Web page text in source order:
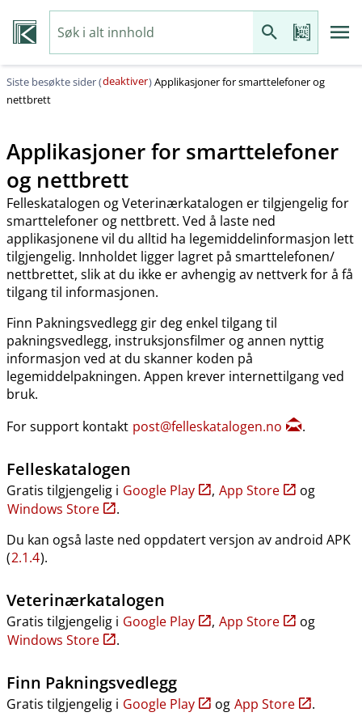
Siste besøkte sider (deaktiver)Applikasjoner for smarttelefoner og
nettbrett
Applikasjoner for smarttelefoner
og nettbrett
Felleskatalogen og Veterinærkatalogen er tilgjengelig for
smarttelefoner og nettbrett. Ved å laste ned
applikasjonene vil du alltid ha legemiddelinformasjon lett
tilgjengelig. Innholdet ligger lagret på smarttelefonen​/​
nettbrettet, slik at du ikke er avhengig av nettverk for å få
tilgang til informasjonen.
Finn Pakningsvedlegg gir deg enkel tilgang til
pakningsvedlegg, instruksjonsfilmer og annen nyttig
informasjon ved at du skanner koden på
legemiddelpakningen. Appen krever internettilgang ved
bruk.
For support kontakt post@felleskatalogen.no .
Felleskatalogen
Gratis tilgjengelig i Google Play , App Store
og
Windows Store
.
Du kan også laste ned oppdatert versjon av android APK
(2.1.4).
Veterinærkatalogen
Gratis tilgjengelig i Google Play , App Store
og
Windows Store
.
Finn Pakningsvedlegg
Gratis tilgjengelig i Google Play og App Store .